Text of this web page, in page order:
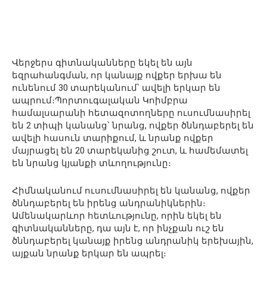
Վերջերս գիտնականները եկել են այն
եզրահանգման, որ կանայք ովքեր երխա են
ունենում 30 տարեկանում՝ ավելի երկար են
ապրում։Պորտուգալական Կոիմբրա
համալսարանի հետազոտողները ուսումնասիրել
են 2 տիպի կանանց՝ նրանց, ովքեր ծննդաբերել են
ավելի հասուն տարիքում, և նրանք ովքեր
մայրացել են 20 տարեկանից շուտ, և համեմատել
են նրանց կյանքի տևողությունը։
Հիմնականում ուսումնասիրել են կանանց, ովքեր
ծննդաբերել են իրենց անդրանիկներին։
Ամենակարևոր հետևությունը, որին եկել են
գիտնականները, դա այն է, որ ինչքան ուշ են
ծննդաբերել կանայք իրենց անդրանիկ երեխային,
այքան նրանք երկար են ապրել։